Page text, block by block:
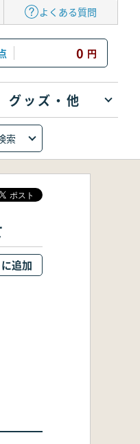
よくある質問
0 円
グッズ・他
索
追加